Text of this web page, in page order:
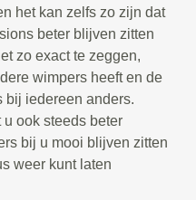
het kan zelfs zo zijn dat
beter blijven zitten
zo exact te zeggen,
wimpers heeft en de
bij iedereen anders.
u ook steeds beter
bij u mooi blijven zitten
weer kunt laten